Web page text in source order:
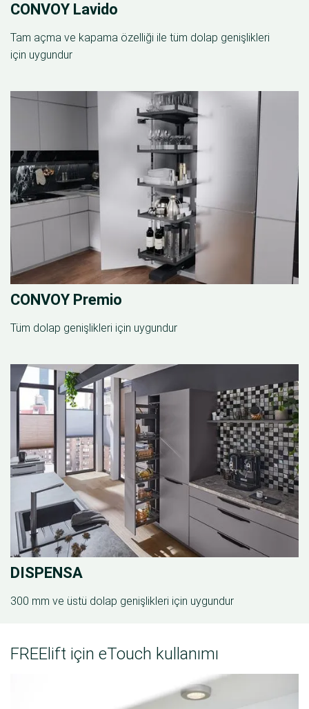
CONVOY Lavido
Tam açma ve kapama özelliği ile tüm dolap genişlikleri
için uygundur
CONVOY Premio
Tüm dolap genişlikleri için uygundur
DISPENSA
300 mm ve üstü dolap genişlikleri için uygundur
FREElift için eTouch kullanımı